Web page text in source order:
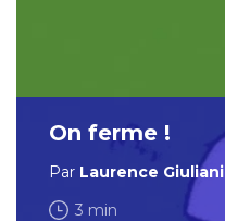
On ferme !
Par Laurence Giuliani
3 min